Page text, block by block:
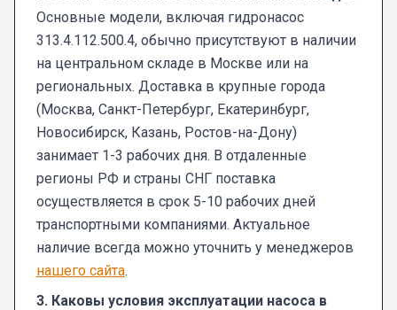
Основные модели, включая гидронасос
313.4.112.500.4, обычно присутствуют в наличии
на центральном складе в Москве или на
региональных. Доставка в крупные города
(Москва, Санкт-Петербург, Екатеринбург,
Новосибирск, Казань, Ростов-на-Дону)
занимает 1-3 рабочих дня. В отдаленные
регионы РФ и страны СНГ поставка
осуществляется в срок 5-10 рабочих дней
транспортными компаниями. Актуальное
наличие всегда можно уточнить у менеджеров
нашего сайта.
3. Каковы условия эксплуатации насоса в